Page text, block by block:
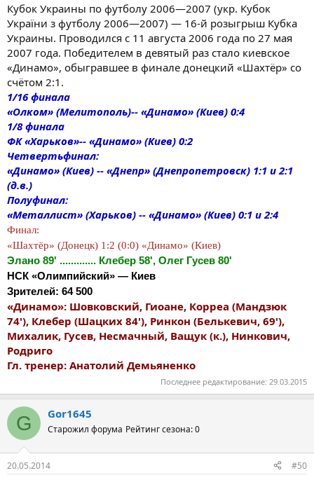
Кубок Украины по футболу 2006—2007 (укр. Кубок
України з футболу 2006—2007) — 16-й розыгрыш Кубка
Украины. Проводился с 11 августа 2006 года по 27 мая
2007 года. Победителем в девятый раз стало киевское
«Динамо», обыгравшее в финале донецкий «Шахтёр» со
счётом 2:1.
1/16 финала
«Олком» (Мелитополь)-- «Динамо» (Киев) 0:4
1/8 финала
ФК «Харьков»-- «Динамо» (Киев) 0:2
Четвертьфинал:
«Динамо» (Киев) -- «Днепр» (Днепропетровск) 1:1 и 2:1
(д.в.)
Полуфинал:
«Металлист» (Харьков) -- «Динамо» (Киев) 0:1 и 2:4
Финал:
«Шахтёр» (Донецк) 1:2 (0:0) «Динамо» (Киев)
Элано 89' ............. Клебер 58', Олег Гусев 80'
НСК «Олимпийский» — Киев
Зрителей: 64 500
«Динамо»: Шовковский, Гиоане, Корреа (Мандзюк
74'), Клебер (Шацких 84'), Ринкон (Белькевич, 69'),
Михалик, Гусев, Несмачный, Ващук (к.), Нинкович,
Родриго
Гл. тренер: Анатолий Демьяненко
Последнее редактирование: 29.03.2015
G Gor1645
Старожил форума Рейтинг сезона: 0
20.05.2014 #50